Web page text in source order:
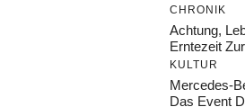
CHRONIK
Achtung,
Erntezeit
KULTUR
Mercedes-
Das Event